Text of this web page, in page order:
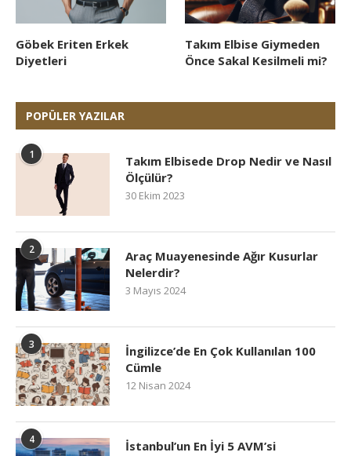
Göbek Eriten Erkek
Diyetleri
Takım Elbise Giymeden
Önce Sakal Kesilmeli mi?
POPÜLER YAZILAR
1
Takım Elbisede Drop Nedir ve Nasıl
Ölçülür?
30 Ekim 2023
2
Araç Muayenesinde Ağır Kusurlar
Nelerdir?
3 Mayıs 2024
3
İngilizce’de En Çok Kullanılan 100
Cümle
12 Nisan 2024
4 İstanbul’un En İyi 5 AVM’si